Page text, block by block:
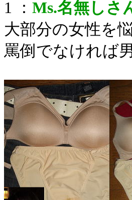
1 ： Ms.名無しさ
大部分の女性を
罵倒でなければ